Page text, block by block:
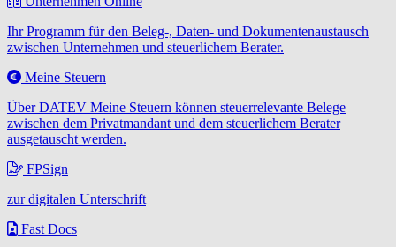
Ihr Programm für den Beleg-, Daten- und Dokumentenaustausch
zwischen Unternehmen und steuerlichem Berater.
Meine Steuern
Über DATEV Meine Steuern können steuerrelevante Belege
zwischen dem Privatmandant und dem steuerlichem Berater
ausgetauscht werden.
FPSign
zur digitalen Unterschrift
Fast Docs